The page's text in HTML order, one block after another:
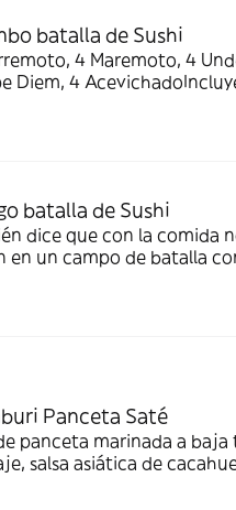
batalla de Sushi
4 Maremoto, 4
Diem, 4
batalla de Sushi
dice que con la comida
en un campo de batalla
Da igual que
Panceta Saté
panceta marinada a
salsa asiática de